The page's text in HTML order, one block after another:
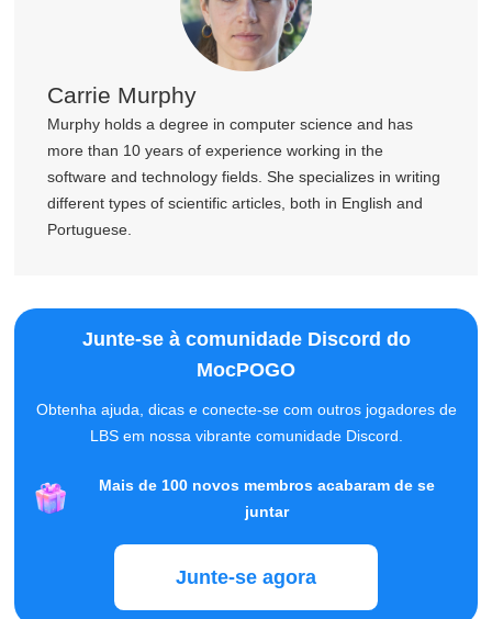
Carrie Murphy
Murphy holds a degree in computer science and has
more than 10 years of experience working in the
software and technology fields. She specializes in writing
different types of scientific articles, both in English and
Portuguese.
Junte-se à comunidade Discord do
MocPOGO
Obtenha ajuda, dicas e conecte-se com outros jogadores de
LBS em nossa vibrante comunidade Discord.
Mais de 100 novos membros acabaram de se
juntar
Junte-se agora